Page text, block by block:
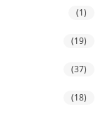
(1)
(19)
(37)
(18)